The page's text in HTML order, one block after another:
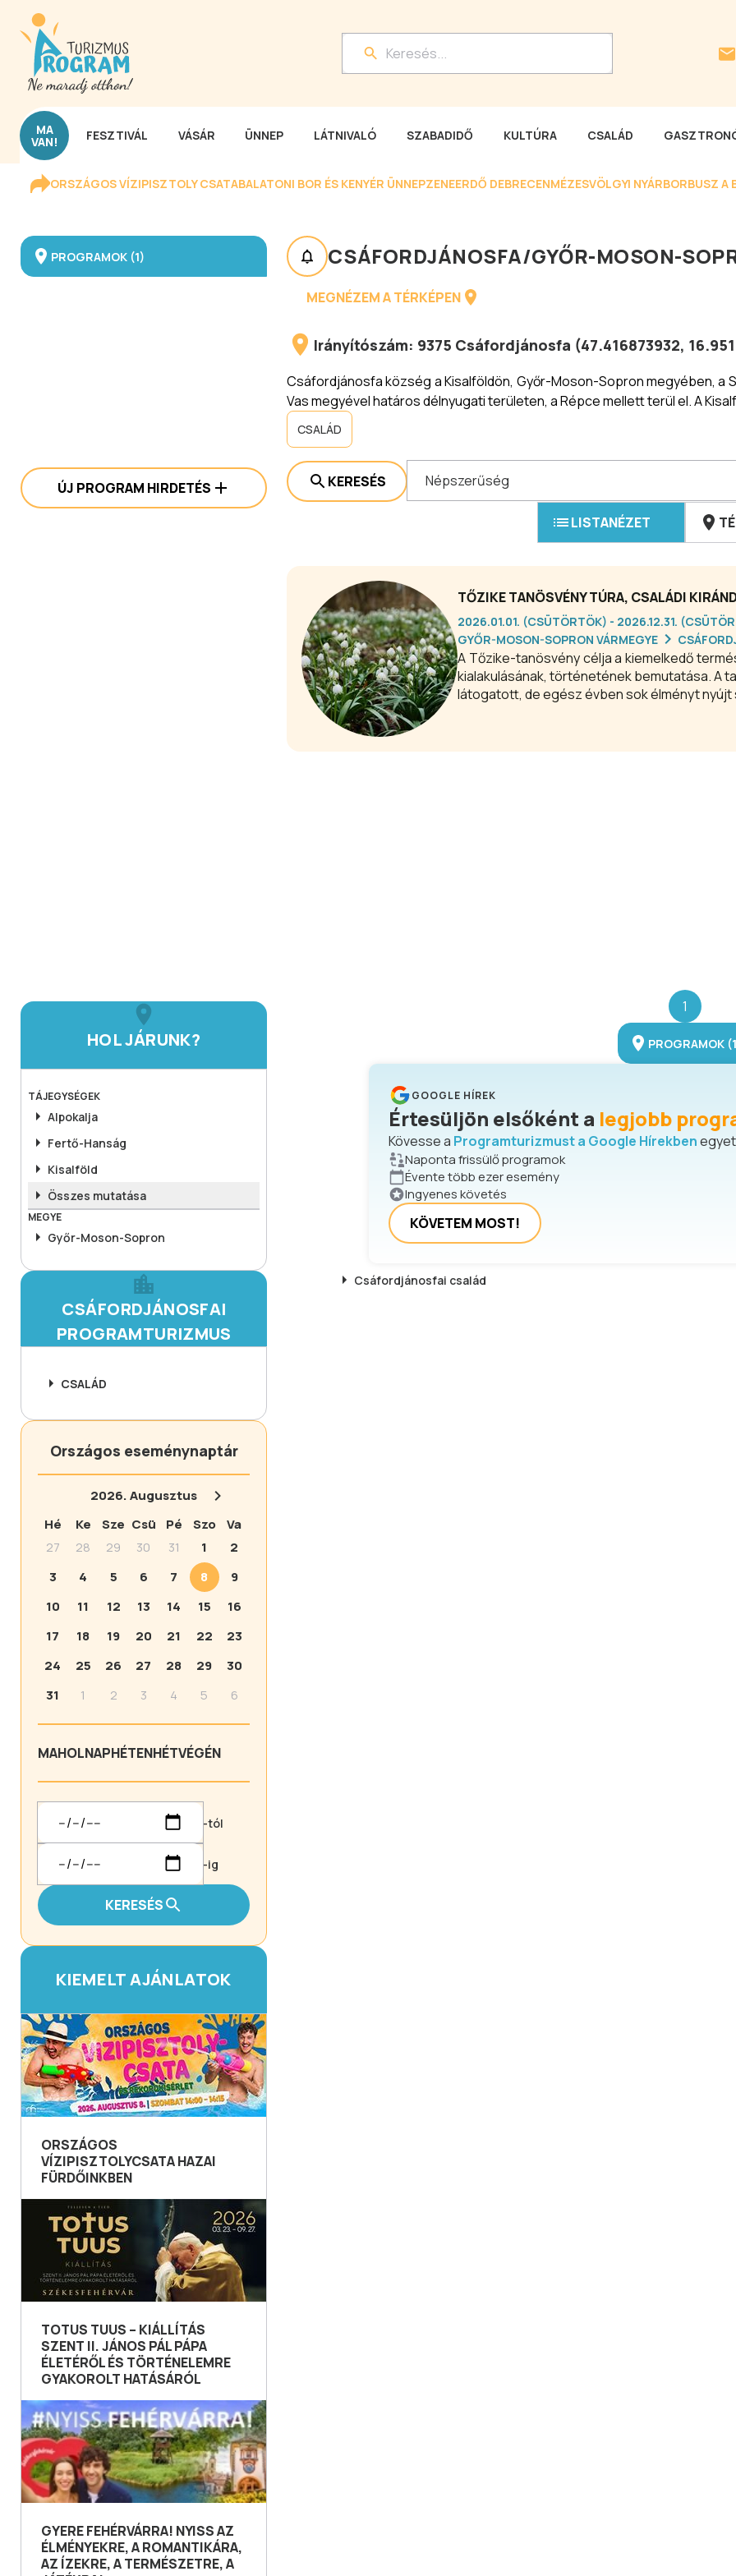
MA
VAN! FESZTIVÁL VÁSÁR ÜNNEP LÁTNIVALÓ SZABADIDŐ KULTÚRA CSALÁD
ORSZÁGOS VÍZIPISZTOLY CSATABALATONI BOR ÉS KENYÉR ÜNNEPZENEERDŐ DEBRECENMÉZESVÖLGYI NYÁRBORBUSZ A
PROGRAMOK (1)
ÚJ PROGRAM HIRDETÉS
HOL JÁRUNK?
TÁJEGYSÉGEK
Alpokalja
Fertő-Hanság
Kisalföld
Összes mutatása
MEGYE
Győr-Moson-Sopron
CSÁFORDJÁNOSFAI
PROGRAMTURIZMUS
CSALÁD
Országos eseménynaptár
2026.Augusztus
Hé
Ke Sze Csü Pé Szo
Va
27
28 29 30 31 1
2
3
4 5 6 7 8
9
10
11 12 13 14 15
16
17
18 19 20 21 22
23
24
25 26 27 28 29
30
31
1 2 3 4 5 6
MAHOLNAPHÉTENHÉTVÉGÉN
-tól
-ig
KERESÉS
KIEMELT AJÁNLATOK
ORSZÁGOS
VÍZIPISZTOLYCSATA HAZAI
FÜRDŐINKBEN
TOTUS TUUS – KIÁLLÍTÁS
SZENT II. JÁNOS PÁL PÁPA
ÉLETÉRŐL ÉS TÖRTÉNELEMRE
GYAKOROLT HATÁSÁRÓL
GYERE FEHÉRVÁRRA! NYISS AZ
ÉLMÉNYEKRE, A ROMANTIKÁRA,
AZ ÍZEKRE, A TERMÉSZETRE, A
CSÁFORDJÁNOSFA/GYŐR-MOSON-
MEGNÉZEM A TÉRKÉPEN
Irányítószám: 9375 Csáfordjánosfa (47.416873932,
Csáfordjánosfa község a Kisalföldön, Győr-Moson-Sopron megyében,
Vas megyével határos délnyugati területen, a Répce mellett terül el. A
CSALÁD
KERESÉS Népszerűség
LISTANÉZET
TŐZIKE TANÖSVÉNY TÚRA, CSALÁDI
2026.01.01. (CSÜTÖRTÖK) - 2026.12.31.
GYŐR-MOSON-SOPRON VÁRMEGYE
A Tőzike-tanösvény célja a kiemelkedő
kialakulásának, történetének bemutatása. A
látogatott, de egész évben sok élményt nyújt
1
PROGRAMOK
GOOGLE HÍREK
Értesüljön elsőként a legjobb
Kövesse a Programturizmust a Google Hírekben
Naponta frissülő programok
Évente több ezer esemény
Ingyenes követés
KÖVETEM MOST!
Csáfordjánosfai család